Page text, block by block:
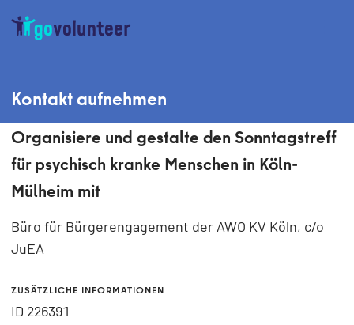
Kontakt aufnehmen
Organisiere und gestalte den Sonntagstreff
für psychisch kranke Menschen in Köln-
Mülheim mit
Büro für Bürgerengagement der AWO KV Köln, c/o
JuEA
ZUSÄTZLICHE INFORMATIONEN
ID 226391